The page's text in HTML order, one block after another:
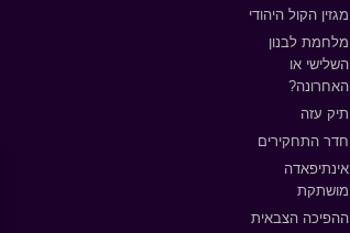
מגזין הקול היהודי
מלחמת לבנון
השלישי או
האחרונה?
תיק עזה
חדר התחקירים
אינתיפאדה
מושתקת
ההפיכה הצבאית